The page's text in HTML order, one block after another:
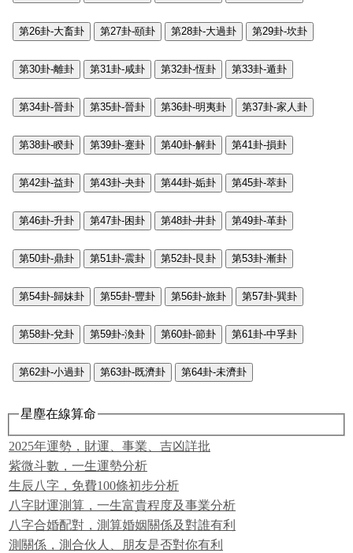
第26卦-大畜卦 第27卦-頤卦 第28卦-大過卦 第29卦-坎卦
第30卦-離卦 第31卦-咸卦 第32卦-恆卦 第33卦-遁卦
第34卦-晉卦 第35卦-晉卦 第36卦-明夷卦 第37卦-家人卦
第38卦-睽卦 第39卦-蹇卦 第40卦-解卦 第41卦-損卦
第42卦-益卦 第43卦-夬卦 第44卦-姤卦 第45卦-萃卦
第46卦-升卦 第47卦-困卦 第48卦-井卦 第49卦-革卦
第50卦-鼎卦 第51卦-震卦 第52卦-艮卦 第53卦-漸卦
第54卦-歸妹卦 第55卦-豐卦 第56卦-旅卦 第57卦-巽卦
第58卦-兌卦 第59卦-渙卦 第60卦-節卦 第61卦-中孚卦
第62卦-小過卦 第63卦-既濟卦 第64卦-未濟卦
星塵在線算命
2025年運勢，財運、事業、吉凶詳批
紫微斗數，一生運勢分析
生辰八字，免費100條初步分析
八字財運測算，一生富貴程度及事業分析
八字合婚配對，測算婚姻關係及對誰有利
測關係，測合伙人、朋友是否對你有利